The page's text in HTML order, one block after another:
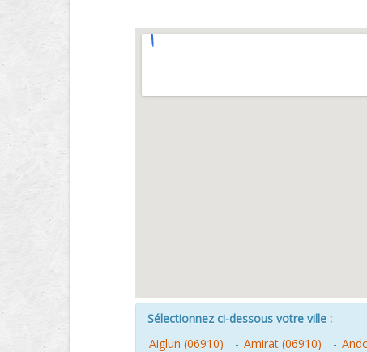
Sélectionnez ci-dessous votre ville :
Aiglun (06910)
- Amirat (06910) -